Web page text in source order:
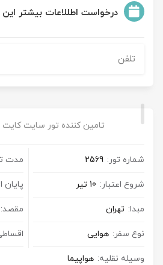
درخواست اطللاعات بیشتر این
تامین کننده تور سایت کایت
شماره تور: 2569 مدت
شروع اعتبار: 10 تیر پایان
مبدا: تهران مقصد:
نوع سفر: هوایی
وسیله نقلیه: هواپیما